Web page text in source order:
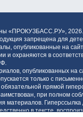
«ПРОКУЗБАСС.РУ», 2026.
запрещена для
опубликованные на
и охраняются в
опубликованных на
только с
прямой
при полном
материалов.
в тексте,